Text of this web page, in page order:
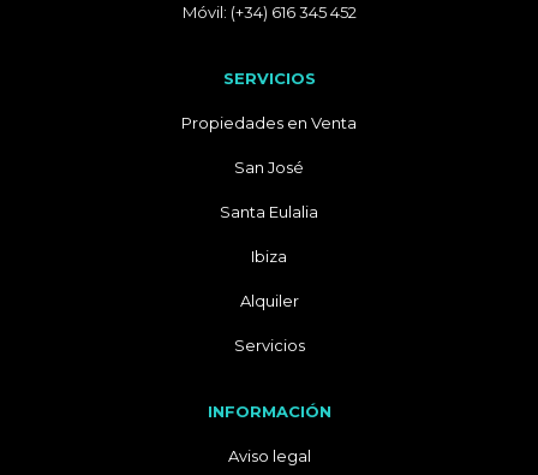
Móvil: (+34) 616 345 452
SERVICIOS
Propiedades en Venta
San José
Santa Eulalia
Ibiza
Alquiler
Servicios
INFORMACIÓN
Aviso legal